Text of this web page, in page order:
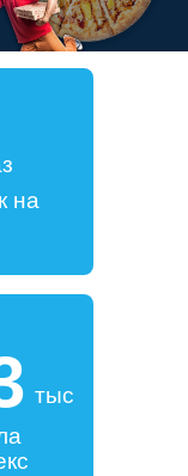
на
тыс